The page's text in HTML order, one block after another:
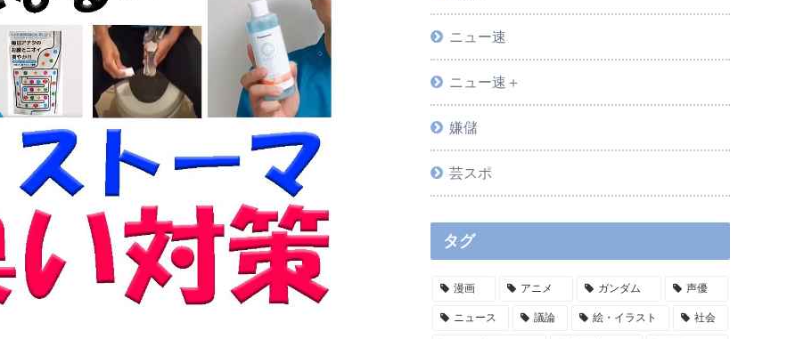
ニュー速
ニュー速＋
嫌儲
芸スポ
タグ
漫画 アニメ ガンダム 声優
ニュース 議論 絵・イラスト 社会